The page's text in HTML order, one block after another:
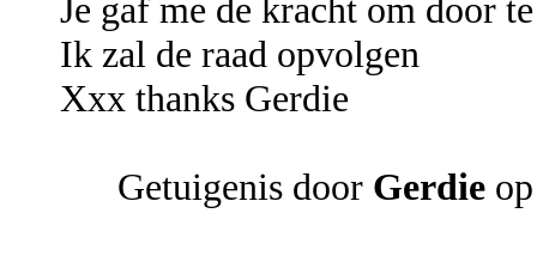
Je gaf me de kracht om door
Ik zal de raad opvolgen
Xxx thanks Gerdie
Getuigenis door Gerdie